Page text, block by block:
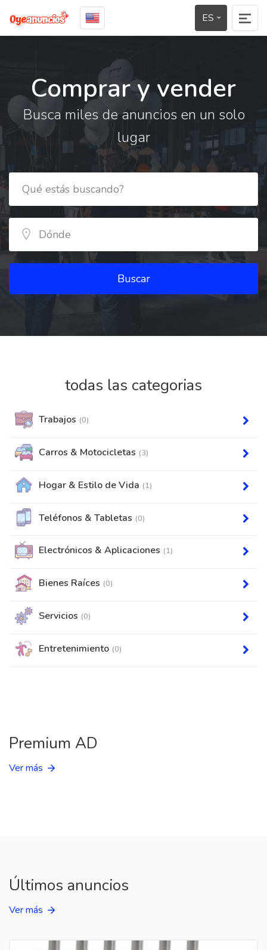
ES
Comprar y vender
Busca miles de anuncios en un solo
lugar
Buscar
todas las categorias
Trabajos (0)
Carros & Motocicletas (3)
Hogar & Estilo de Vida (1)
Teléfonos & Tabletas (0)
Electrónicos & Aplicaciones (1)
Bienes Raíces (0)
Servicios (0)
Entretenimiento (0)
Premium AD
Ver más
Últimos anuncios
Ver más